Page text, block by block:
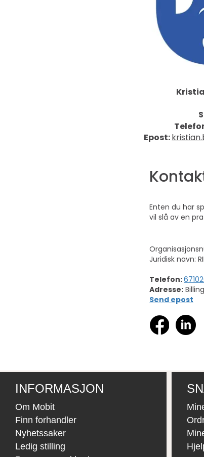
Epost:
Enten du har
vil slå av en
Juridisk navn:
Telefon:
Adresse:
Send epost
INFORMASJON
Om Mobit
Finn forhandler
Nyhetssaker
Ledig stilling